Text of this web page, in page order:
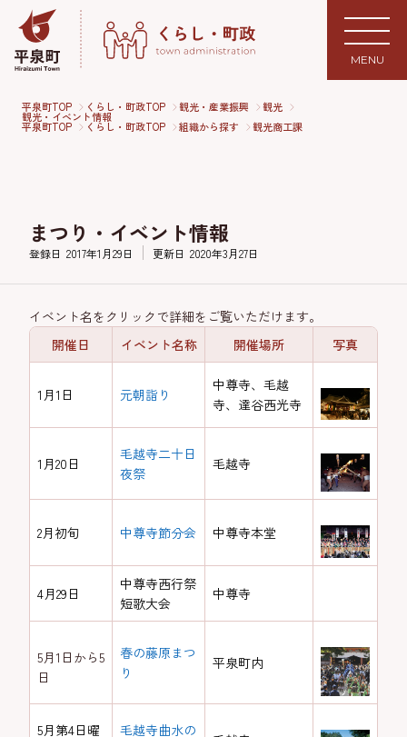
MENU
平泉町TOP くらし・町政TOP 観光・産業振興 観光
観光・イベント情報
平泉町TOP くらし・町政TOP 組織から探す 観光商工課
まつり・イベント情報
登録日 2017年1月29日 更新日 2020年3月27日
イベント名をクリックで詳細をご覧いただけます。
開催日
イベント名称 開催場所 写真
1月1日 元朝詣り
中尊寺、毛越
寺、達谷西光寺
1月20日
毛越寺二十日
夜祭
毛越寺
2月初旬 中尊寺節分会 中尊寺本堂
4月29日
中尊寺西行祭
短歌大会
中尊寺
5月1日から5
日
春の藤原まつ
り
平泉町内
5月第4日曜
毛越寺曲水の